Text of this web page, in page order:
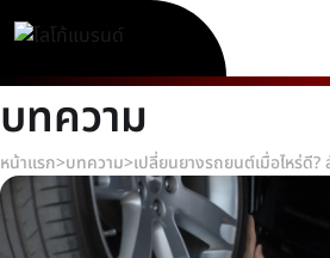
บทความ
หน้าแรก>บทความ>